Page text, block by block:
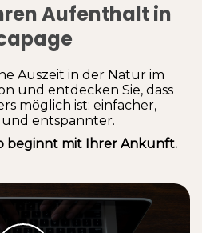
Aufenthalt in
Auszeit in der Natur im
und entdecken Sie, dass
möglich ist: einfacher,
und entspannter.
beginnt mit Ihrer Ankunft.